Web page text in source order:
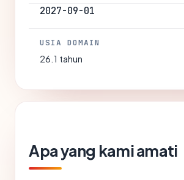
2027-09-01
USIA DOMAIN
26.1 tahun
Apa yang kami amati